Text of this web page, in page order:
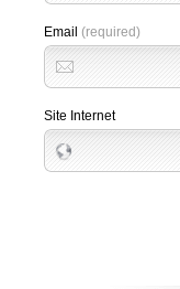
Email (required)
Site Internet